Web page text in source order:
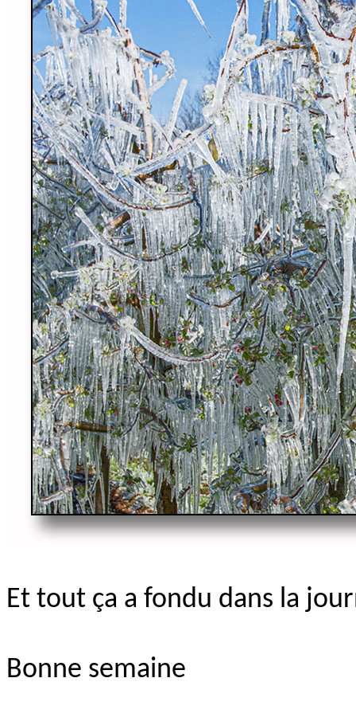
Et tout ça a fondu dans la
Bonne semaine